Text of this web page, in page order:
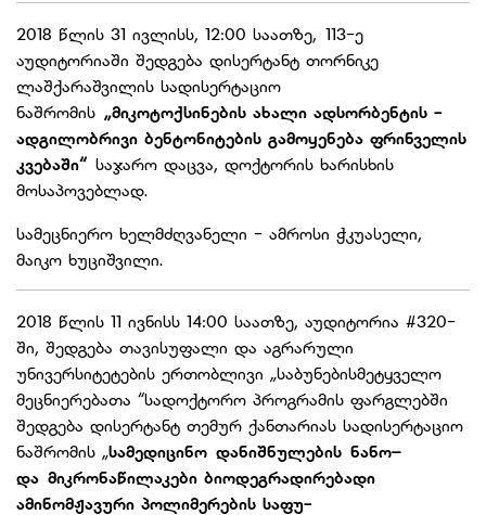
2018 წლის 31 ივლისს, 12:00 საათზე, 113-ე
აუდიტორიაში შედგება დისერტანტ თორნიკე
ლაშქარაშვილის სადისერტაციო
ნაშრომის „მიკოტოქსინების ახალი ადსორბენტის -
ადგილობრივი ბენტონიტების გამოყენება ფრინველის
კვებაში“ საჯარო დაცვა, დოქტორის ხარისხის
მოსაპოვებლად.
სამეცნიერო ხელმძღვანელი - ამროსი ჭკუასელი,
მაიკო ხუციშვილი.
2018 წლის 11 ივნისს 14:00 საათზე, აუდიტორია #320-
ში, შედგება თავისუფალი და აგრარული
უნივერსიტეტების ერთობლივი „საბუნებისმეტყველო
მეცნიერებათა “სადოქტორო პროგრამის ფარგლებში
შედგება დისერტანტ თემურ ქანთარიას სადისერტაციო
ნაშრომის „სამედიცინო დანიშნულების ნანო–
და მიკრონაწილაკები ბიოდეგრადირებადი
ამინომჟავური პოლიმერების საფუ­